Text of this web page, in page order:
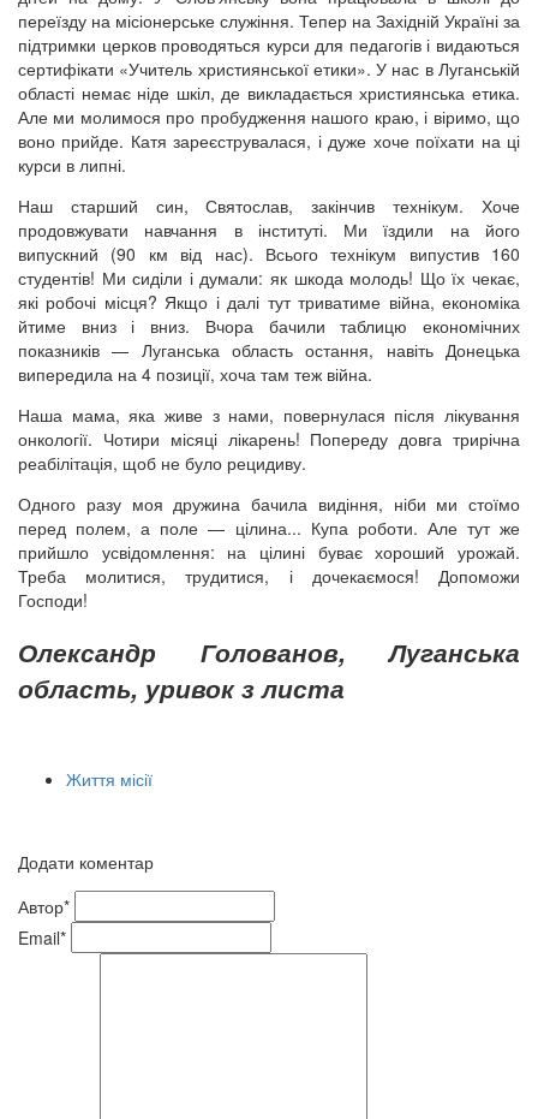
переїзду на місіонерське служіння. Тепер на Західній Україні за
підтримки церков проводяться курси для педагогів і видаються
сертифікати «Учитель християнської етики». У нас в Луганській
області немає ніде шкіл, де викладається християнська етика.
Але ми молимося про пробудження нашого краю, і віримо, що
воно прийде. Катя зареєструвалася, і дуже хоче поїхати на ці
курси в липні.
Наш старший син, Святослав, закінчив технікум. Хоче
продовжувати навчання в інституті. Ми їздили на його
випускний (90 км від нас). Всього технікум випустив 160
студентів! Ми сиділи і думали: як шкода молодь! Що їх чекає,
які робочі місця? Якщо і далі тут триватиме війна, економіка
йтиме вниз і вниз. Вчора бачили таблицю економічних
показників — Луганська область остання, навіть Донецька
випередила на 4 позиції, хоча там теж війна.
Наша мама, яка живе з нами, повернулася після лікування
онкології. Чотири місяці лікарень! Попереду довга трирічна
реабілітація, щоб не було рецидиву.
Одного разу моя дружина бачила видіння, ніби ми стоїмо
перед полем, а поле — цілина... Купа роботи. Але тут же
прийшло усвідомлення: на цілині буває хороший урожай.
Треба молитися, трудитися, і дочекаємося! Допоможи
Господи!
Олександр Голованов, Луганська
область, уривок з листа
Життя місії
Додати коментар
Автор*
Email*